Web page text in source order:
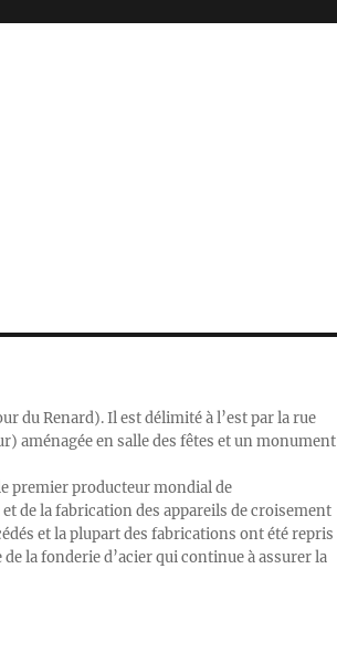
du Renard). Il est délimité à l’est par la rue
aménagée en salle des fêtes et un monument
premier producteur mondial de
de la fabrication des appareils de croisement
et la plupart des fabrications ont été repris
la fonderie d’acier qui continue à assurer la